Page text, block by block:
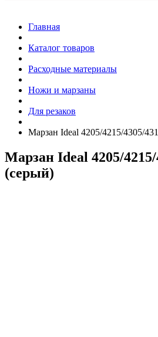
Главная
Каталог товаров
Расходные материалы
Ножи и марзаны
Для резаков
Марзан Ideal 4205/4215/4305/
Марзан Ideal 4205/4215/
(серый)